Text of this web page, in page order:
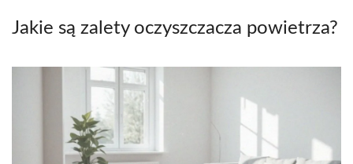
Jakie są zalety oczyszczacza powietrza?